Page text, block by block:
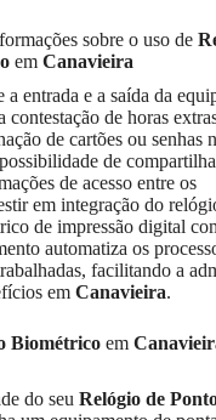
sobre o uso de
em Canavieira
a entrada e a saída da
contestação de horas
de cartões ou senhas
de
de acesso entre os
em integração do
de impressão digital
automatiza os
facilitando a
em Canavieira.
Biométrico em
do seu Relógio de